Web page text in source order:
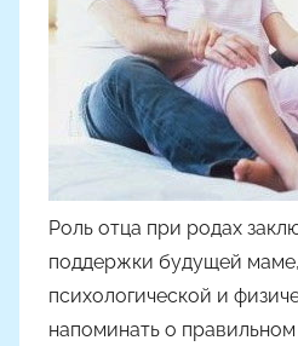
м
Н
а
с
т
я
Ч
а
д
ю
к
Роль отца при родах
поддержки будущей
психологической и
напоминать о